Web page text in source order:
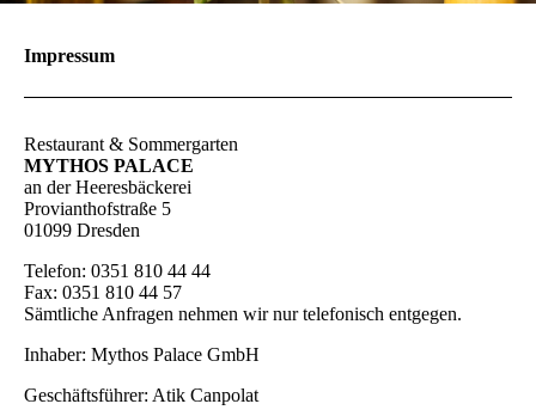
Impressum
Restaurant & Sommergarten
MYTHOS PALACE
an der Heeresbäckerei
Provianthofstraße 5
01099 Dresden
Telefon: 0351 810 44 44
Fax: 0351 810 44 57
Sämtliche Anfragen nehmen wir nur telefonisch entgegen.
Inhaber: Mythos Palace GmbH
Geschäftsführer: Atik Canpolat